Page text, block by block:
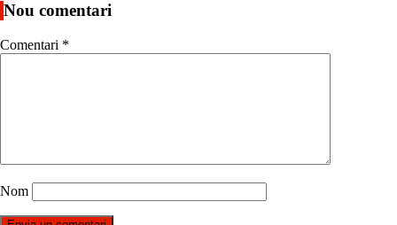
Nou comentari
Comentari *
Nom